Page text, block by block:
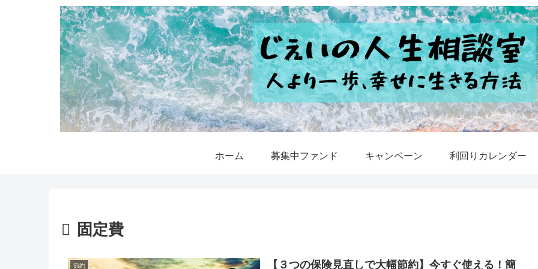
ホーム 募集中ファンド キャンペーン 利回りカレンダー
固定費
節約 【３つの保険見直しで大幅節約】今すぐ使える！簡